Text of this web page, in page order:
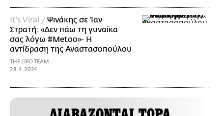
It's Viral /Ψινάκης σε Ίαν
Στρατή: «Δεν πάω τη γυναίκα
σας λόγω #Metoo»- Η
αντίδραση της Αναστασοπούλου
THE LIFO TEAM
28.4.2024